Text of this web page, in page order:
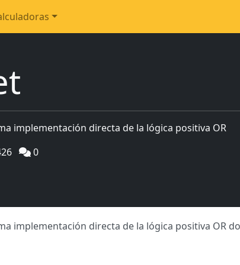
implementación directa de la lógica positiva OR
0
implementación directa de la lógica positiva OR